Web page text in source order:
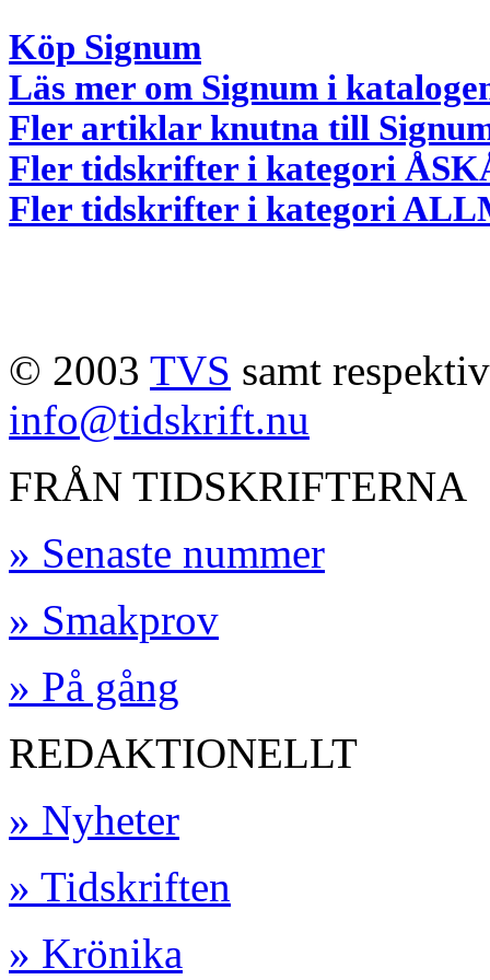
Köp Signum
Läs mer om Signum i
Fler artiklar knutna till
Fler tidskrifter i kategori
Fler tidskrifter i kategori
© 2003 TVS samt
info@tidskrift.nu
FRÅN TIDSKRIFTERNA
» Senaste nummer
» Smakprov
» På gång
REDAKTIONELLT
» Nyheter
» Tidskriften
» Krönika